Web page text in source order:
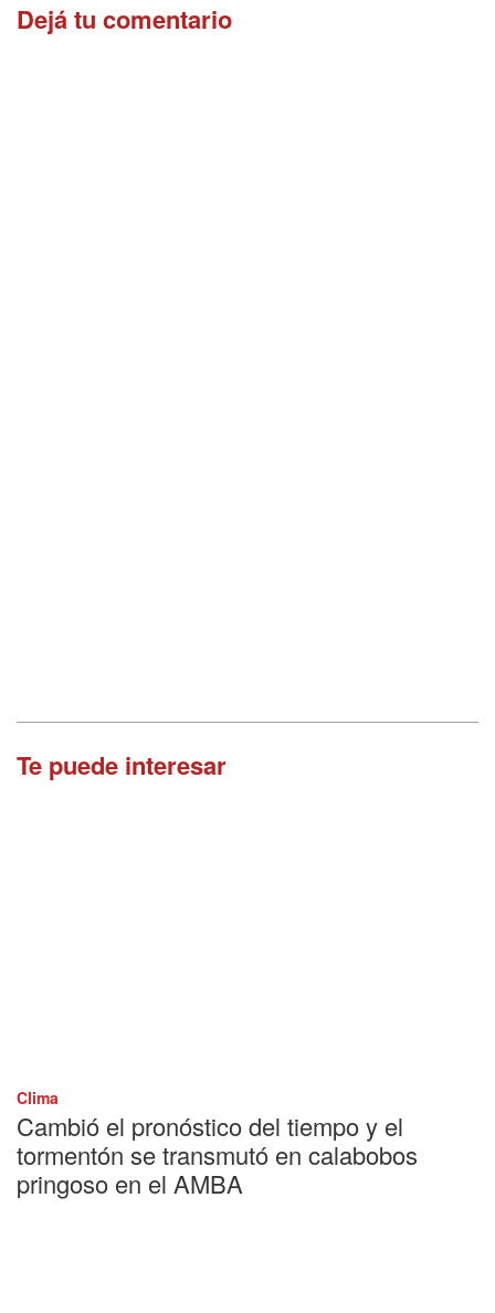
Dejá tu comentario
Te puede interesar
Clima
Cambió el pronóstico del tiempo y el
tormentón se transmutó en calabobos
pringoso en el AMBA